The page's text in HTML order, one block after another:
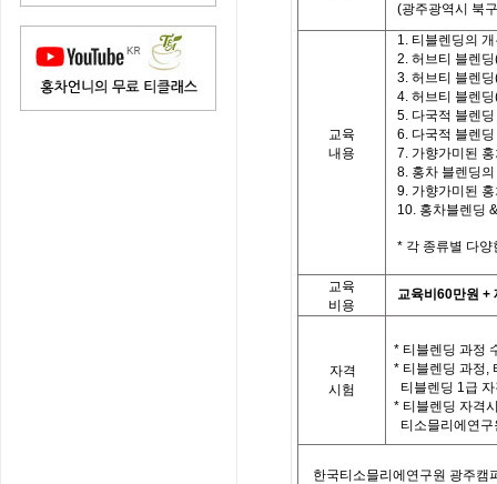
(광주광역시 북구
교육
내용
1. 티블렌딩의 개
2. 허브티 블렌딩
3. 허브티 블렌딩
4. 허브티 블렌딩
5. 다국적 블렌딩
6. 다국적 블렌딩
7. 가향가미된
8. 홍차 블렌딩의
9. 가향가미된
10. 홍차블렌딩
* 각 종류별 다양
교육
비용
교육비 60만원 +
자격
시험
* 티블렌딩 과정
* 티블렌딩 과정,
티블렌딩 1급 자
* 티블렌딩 자격
티소믈리에연구
한국티소믈리에연구원 광주캠